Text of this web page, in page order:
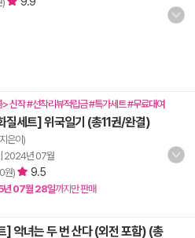
> 신작 #선착리뷰적립금 #특가세트 #무료대여
질세트] 위국일기 (총11권/완결)
은이)
2024년 07월
원) 9.5
07월 28일까지만 판매
] 악녀는 두 번 산다 (외전 포함) (총